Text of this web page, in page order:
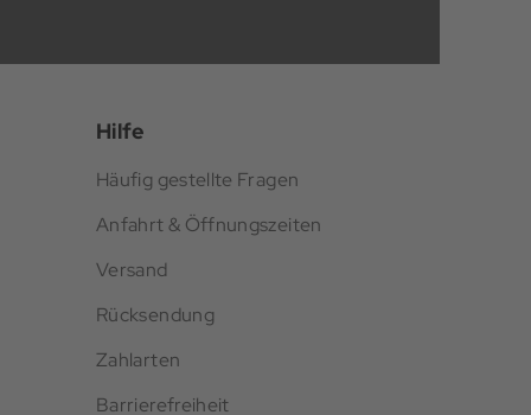
Hilfe
Häufig gestellte Fragen
Anfahrt & Öffnungszeiten
Versand
Rücksendung
Zahlarten
Barrierefreiheit